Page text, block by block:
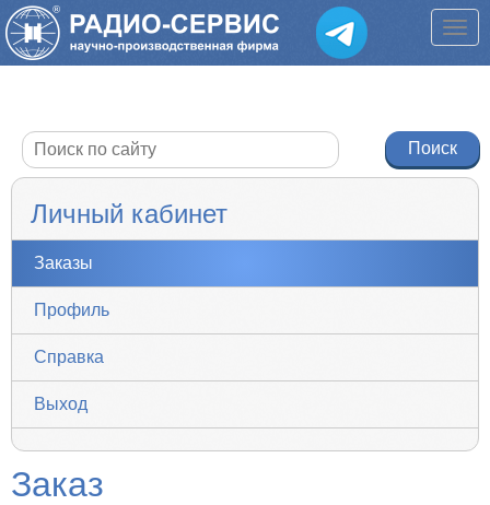
Личный кабинет
Заказы
Профиль
Справка
Выход
Заказ